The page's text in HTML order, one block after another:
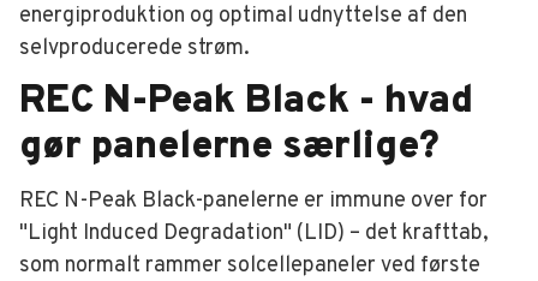
energiproduktion og optimal udnyttelse af den
selvproducerede strøm.
REC N-Peak Black - hvad
gør panelerne særlige?
REC N-Peak Black-panelerne er immune over for
"Light Induced Degradation" (LID) – det krafttab,
som normalt rammer solcellepaneler ved første